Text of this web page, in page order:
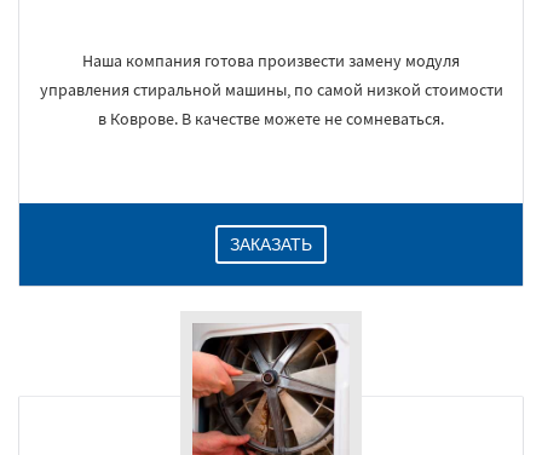
Наша компания готова произвести замену модуля
управления стиральной машины, по самой низкой стоимости
в Коврове. В качестве можете не сомневаться.
ЗАКАЗАТЬ